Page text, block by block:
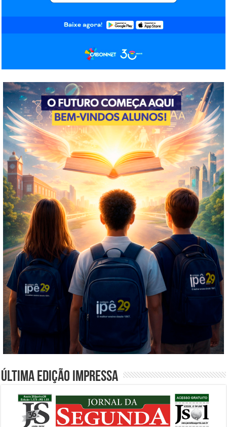
Última edição impressa